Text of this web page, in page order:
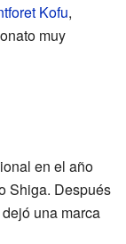
Kofu,
muy
en el año
Shiga. Después
una marca